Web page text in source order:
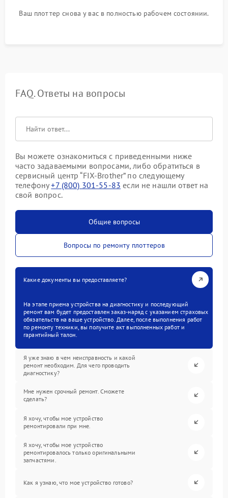
Ваш плоттер снова у вас в полностью рабочем состоянии.
FAQ. Ответы на вопросы
Вы можете ознакомиться с приведенными ниже
часто задаваемыми вопросами, либо обратиться в
сервисный центр “FIX-Brother” по следующему
телефону+7 (800) 301-55-83 если не нашли ответ на
свой вопрос.
Общие вопросы
Вопросы по ремонту плоттеров
Какие документы вы предоставляете?
На этапе приема устройства на диагностику и последующий
ремонт вам будет предоставлен заказ-наряд с указанием страховых
обязательств на ваше устройство. Далее, после выполнения работ
по ремонту техники, вы получите акт выполненных работ и
гарантийный талон.
Я уже знаю в чем неисправность и какой
ремонт необходим. Для чего проводить
диагностику?
Мне нужен срочный ремонт. Сможете
сделать?
Я хочу, чтобы мое устройство
ремонтировали при мне.
Я хочу, чтобы мое устройство
ремонтировалось только оригинальными
запчастями.
Как я узнаю, что мое устройство готово?